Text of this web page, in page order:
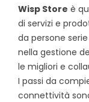
Wisp Store è
di servizi e
da persone
nella gestione
le migliori e
I passi da
connettività